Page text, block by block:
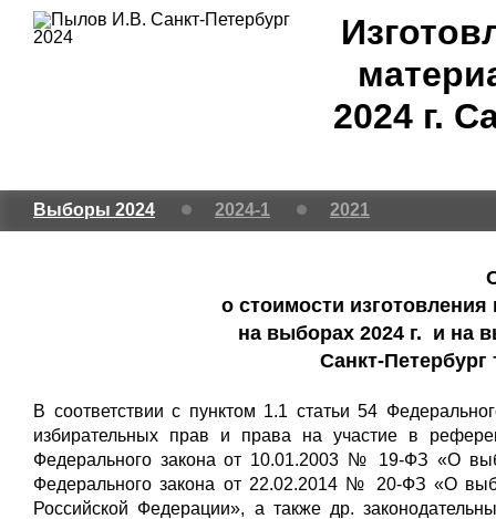
2024 г.
Выборы 2024 2024-1 2021
о стоимости
на выборах 2024 г. и на
Санкт-
В соответствии с пунктом 1.1 статьи 54
избирательных прав и права на участие в
Федерального закона от 10.01.2003 № 19-ФЗ «О
Федерального закона от 22.02.2014 № 20-ФЗ «О
Российской Федерации», а также др.